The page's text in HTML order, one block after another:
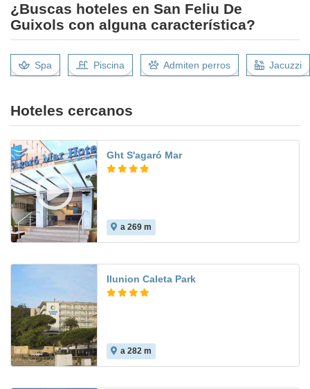
¿Buscas hoteles en San Feliu De
Guixols con alguna característica?
Spa Piscina Admiten perros Jacuzzi
Hoteles cercanos
Ght S'agaró Mar
a 269 m
Ilunion Caleta Park
a 282 m